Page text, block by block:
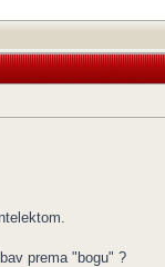
prema "bogu" ?